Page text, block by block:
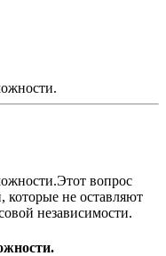
Этот вопрос
не оставляют
независимости.